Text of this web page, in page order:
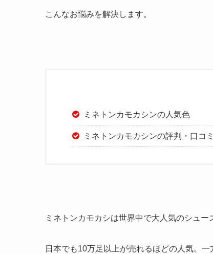
こんなお悩みを解決します。
ミネトンカモカシンの人気色
ミネトンカモカシンの評判・口コミ
ミネトンカモカシは世界中で大人気のシュー
日本でも10万足以上が売れるほどの人気。一